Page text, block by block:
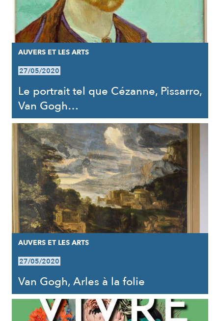
AUVERS ET LES ARTS
27/05/2020
Le portrait tel que Cézanne, Pissarro,
Van Gogh…
AUVERS ET LES ARTS
27/05/2020
Van Gogh, Arles à la folie